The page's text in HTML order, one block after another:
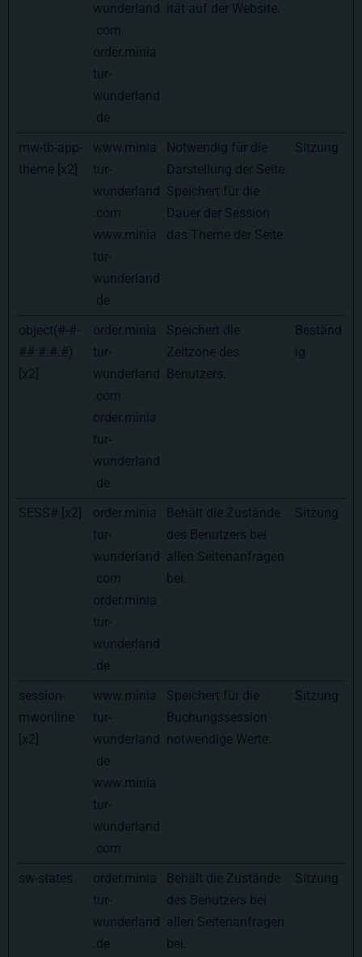
wunderland
.com
order.minia
tur-
wunderland
.de
ität auf der Website.
mw-tb-app-
theme [x2]
www.minia
tur-
wunderland
.com
www.minia
tur-
wunderland
.de
Notwendig für die
Darstellung der Seite.
Speichert für die
Dauer der Session
das Theme der Seite.
Sitzung
object(#-#-
##:#:#.#)
[x2]
order.minia
tur-
wunderland
.com
order.minia
tur-
wunderland
.de
Speichert die
Zeitzone des
Benutzers.
Beständ
ig
SESS# [x2]
order.minia
tur-
wunderland
.com
order.minia
tur-
wunderland
.de
Behält die Zustände
des Benutzers bei
allen Seitenanfragen
bei.
Sitzung
session-
mwonline
[x2]
www.minia
tur-
wunderland
.de
www.minia
tur-
wunderland
.com
Speichert für die
Buchungssession
notwendige Werte.
Sitzung
sw-states
order.minia
tur-
wunderland
.de
Behält die Zustände
des Benutzers bei
allen Seitenanfragen
bei.
Sitzung